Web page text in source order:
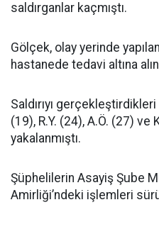
saldırganlar kaçmıştı.
Gölçek, olay yerinde
hastanede tedavi altına
Saldırıyı
(19), R.Y. (24), A.Ö. (27) ve
yakalanmıştı.
Şüphelilerin Asayiş Şube
Amirliği’ndeki işlemleri